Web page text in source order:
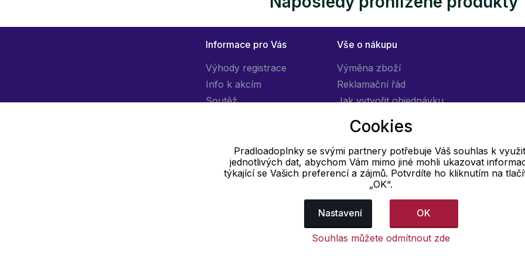
Informace pro Vás
Výhody registrace
Info k akcím
Soutěž
Vše o nákupu
Výměna zboží
Reklamační řád
Jak vytvořit objednávku
Obchodní podmínky
Doprava
E-mail
info@pradloadoplnky.cz
Cookies
Pradloadoplnky se svými partnery potřebuje Váš souhlas k
jednotlivých dat, abychom Vám mimo jiné mohli ukazovat
týkající se Vašich preferencí a zájmů. Potvrdíte ho kliknutím na
„OK“.
Nastavení OK
Souhlas můžete odmítnout zde